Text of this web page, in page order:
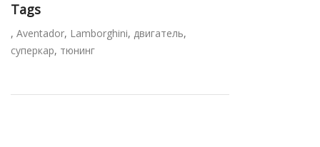
Tags
, Aventador, Lamborghini, двигатель,
суперкар, тюнинг